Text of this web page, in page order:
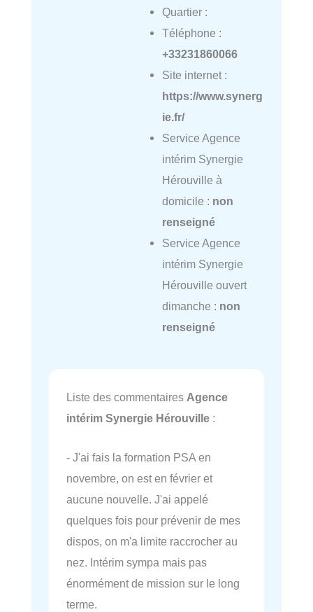
Quartier :
Téléphone :
+33231860066
Site internet :
https://www.synerg
ie.fr/
Service Agence
intérim Synergie
Hérouville à
domicile : non
renseigné
Service Agence
intérim Synergie
Hérouville ouvert
dimanche : non
renseigné
Liste des commentaires Agence
intérim Synergie Hérouville :
- J'ai fais la formation PSA en
novembre, on est en février et
aucune nouvelle. J'ai appelé
quelques fois pour prévenir de mes
dispos, on m'a limite raccrocher au
nez. Intérim sympa mais pas
énormément de mission sur le long
terme.